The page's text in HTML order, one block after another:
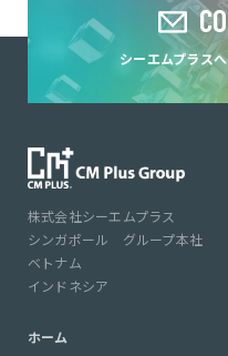
シーエムプラス
株式会社シーエムプラス
シンガポール グループ本社
ベトナム
インドネシア
ホーム